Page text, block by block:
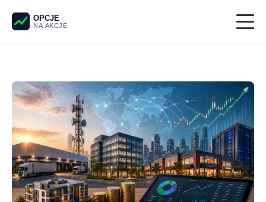
OPCJE
NA AKCJE
Derywaty
Pieniądze
Krypto
Analiza techniczna